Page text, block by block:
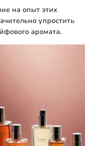
на опыт этих
упростить
аромата.